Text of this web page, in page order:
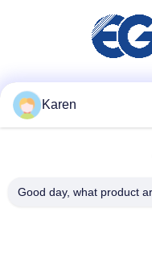
Karen
Good day, what product